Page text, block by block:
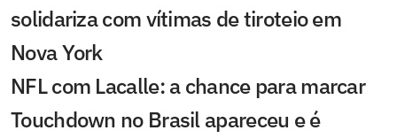
solidariza com vítimas de tiroteio em
Nova York
NFL com Lacalle: a chance para marcar
Touchdown no Brasil apareceu e é